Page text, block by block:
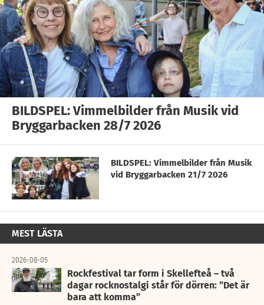
BILDSPEL: Vimmelbilder från Musik vid
Bryggarbacken 28/7 2026
BILDSPEL: Vimmelbilder från Musik
vid Bryggarbacken 21/7 2026
MEST LÄSTA
2026-08-05
Rockfestival tar form i Skellefteå – två
dagar rocknostalgi står för dörren: ”Det är
bara att komma”